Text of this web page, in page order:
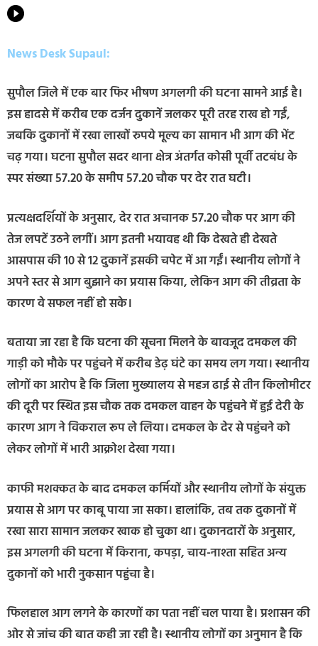
News Desk Supaul:
सुपौल जिले में एक बार फिर भीषण अगलगी की घटना सामने आई है।
इस हादसे में करीब एक दर्जन दुकानें जलकर पूरी तरह राख हो गईं,
जबकि दुकानों में रखा लाखों रुपये मूल्य का सामान भी आग की भेंट
चढ़ गया। घटना सुपौल सदर थाना क्षेत्र अंतर्गत कोसी पूर्वी तटबंध के
स्पर संख्या 57.20 के समीप 57.20 चौक पर देर रात घटी।
प्रत्यक्षदर्शियों के अनुसार, देर रात अचानक 57.20 चौक पर आग की
तेज लपटें उठने लगीं। आग इतनी भयावह थी कि देखते ही देखते
आसपास की 10 से 12 दुकानें इसकी चपेट में आ गईं। स्थानीय लोगों ने
अपने स्तर से आग बुझाने का प्रयास किया, लेकिन आग की तीव्रता के
कारण वे सफल नहीं हो सके।
बताया जा रहा है कि घटना की सूचना मिलने के बावजूद दमकल की
गाड़ी को मौके पर पहुंचने में करीब डेढ़ घंटे का समय लग गया। स्थानीय
लोगों का आरोप है कि जिला मुख्यालय से महज ढाई से तीन किलोमीटर
की दूरी पर स्थित इस चौक तक दमकल वाहन के पहुंचने में हुई देरी के
कारण आग ने विकराल रूप ले लिया। दमकल के देर से पहुंचने को
लेकर लोगों में भारी आक्रोश देखा गया।
काफी मशक्कत के बाद दमकल कर्मियों और स्थानीय लोगों के संयुक्त
प्रयास से आग पर काबू पाया जा सका। हालांकि, तब तक दुकानों में
रखा सारा सामान जलकर खाक हो चुका था। दुकानदारों के अनुसार,
इस अगलगी की घटना में किराना, कपड़ा, चाय-नाश्ता सहित अन्य
दुकानों को भारी नुकसान पहुंचा है।
फिलहाल आग लगने के कारणों का पता नहीं चल पाया है। प्रशासन की
ओर से जांच की बात कही जा रही है। स्थानीय लोगों का अनुमान है कि